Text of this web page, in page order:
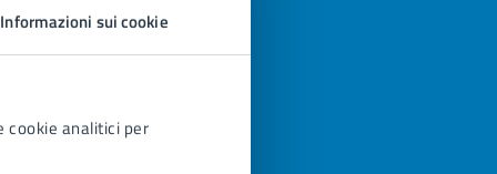
Informazioni sui cookie
cookie analitici per